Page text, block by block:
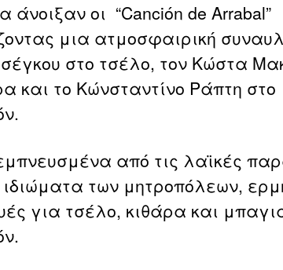
άνοιξαν οι “Canción de Arrabal”
μια ατμοσφαιρική
στο τσέλο, τον Κώστα
και το Κώνσταντίνο Ράπτη στο
από τις λαϊκές
των μητροπόλεων,
για τσέλο, κιθάρα και